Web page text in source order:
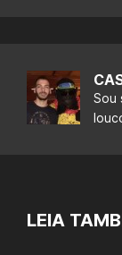
Sou
LEIA